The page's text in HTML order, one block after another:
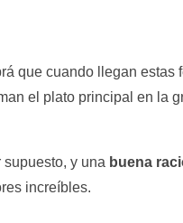
que cuando llegan
el plato principal en la
y una buena
increíbles.